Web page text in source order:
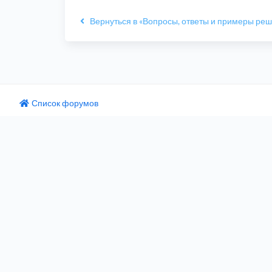
Вернуться в «Вопросы, ответы и примеры
Список форумов